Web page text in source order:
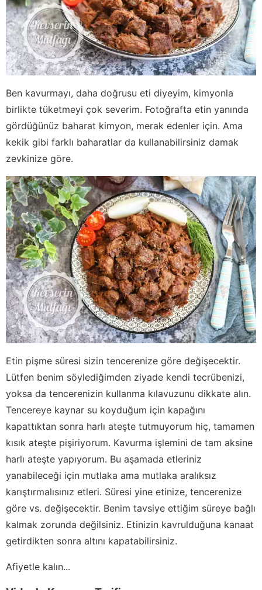
Ben kavurmayı, daha doğrusu eti diyeyim, kimyonla
birlikte tüketmeyi çok severim. Fotoğrafta etin yanında
gördüğünüz baharat kimyon, merak edenler için. Ama
kekik gibi farklı baharatlar da kullanabilirsiniz damak
zevkinize göre.
Etin pişme süresi sizin tencerenize göre değişecektir.
Lütfen benim söylediğimden ziyade kendi tecrübenizi,
yoksa da tencerenizin kullanma kılavuzunu dikkate alın.
Tencereye kaynar su koyduğum için kapağını
kapattıktan sonra harlı ateşte tutmuyorum hiç, tamamen
kısık ateşte pişiriyorum. Kavurma işlemini de tam aksine
harlı ateşte yapıyorum. Bu aşamada etleriniz
yanabileceği için mutlaka ama mutlaka aralıksız
karıştırmalısınız etleri. Süresi yine etinize, tencerenize
göre vs. değişecektir. Benim tavsiye ettiğim süreye bağlı
kalmak zorunda değilsiniz. Etinizin kavrulduğuna kanaat
getirdikten sonra altını kapatabilirsiniz.
Afiyetle kalın...